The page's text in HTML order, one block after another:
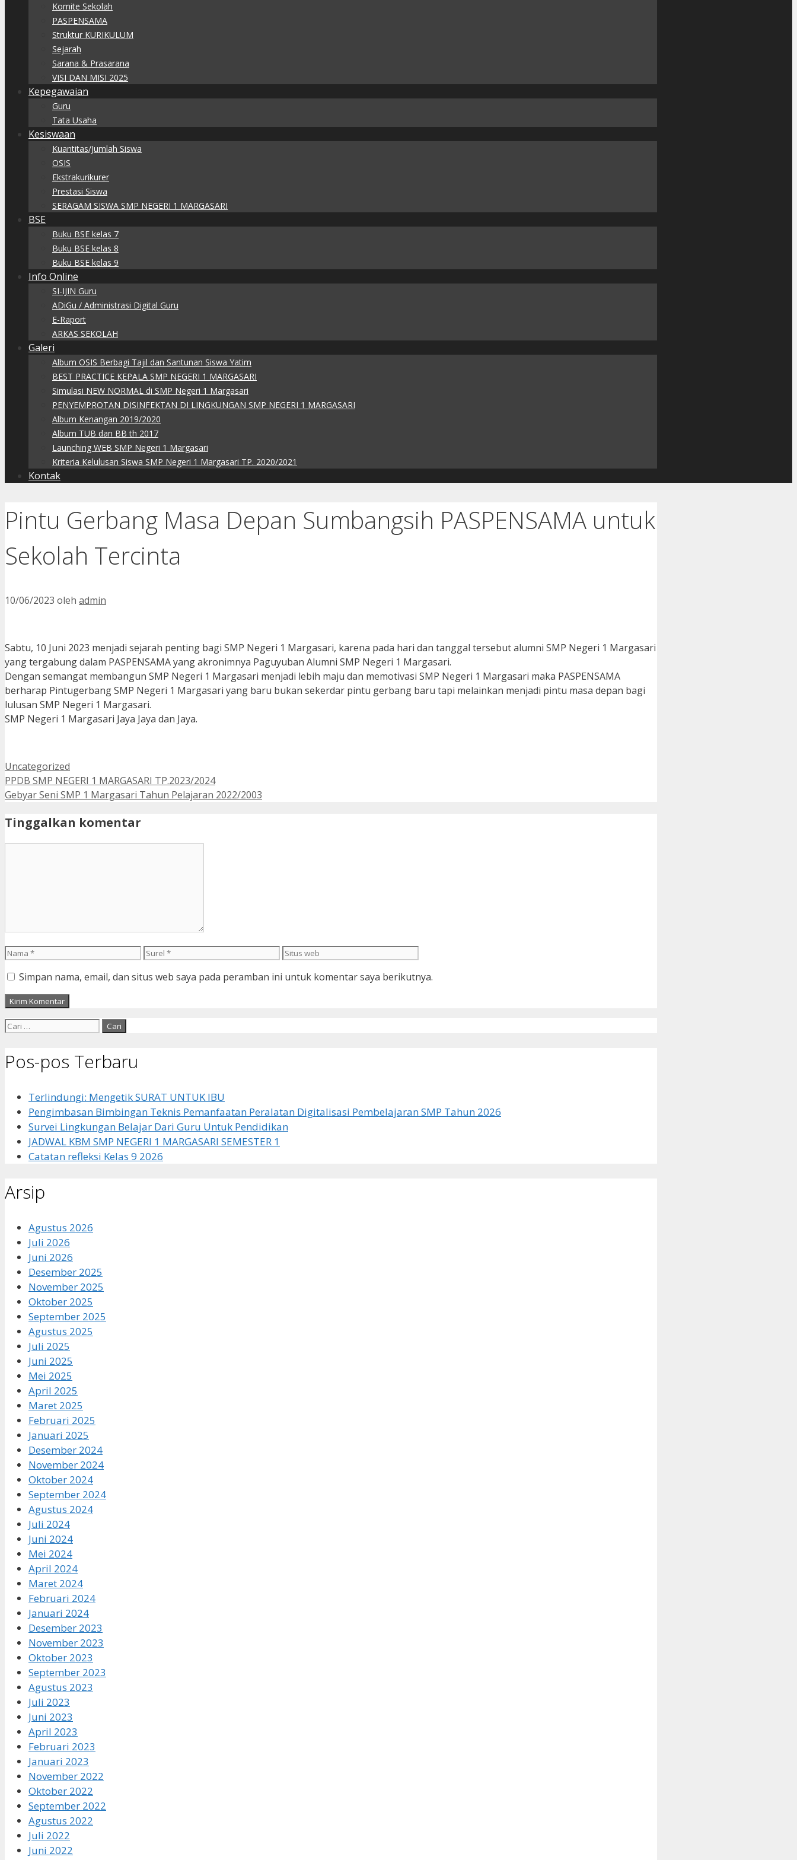
Komite Sekolah
PASPENSAMA
Struktur KURIKULUM
Sejarah
Sarana & Prasarana
VISI DAN MISI 2025
Kepegawaian
Guru
Tata Usaha
Kesiswaan
Kuantitas/Jumlah Siswa
OSIS
Ekstrakurikurer
Prestasi Siswa
SERAGAM SISWA SMP NEGERI 1 MARGASARI
BSE
Buku BSE kelas 7
Buku BSE kelas 8
Buku BSE kelas 9
Info Online
SI-IJIN Guru
ADiGu / Administrasi Digital Guru
E-Raport
ARKAS SEKOLAH
Galeri
Album OSIS Berbagi Tajil dan Santunan Siswa Yatim
BEST PRACTICE KEPALA SMP NEGERI 1 MARGASARI
Simulasi NEW NORMAL di SMP Negeri 1 Margasari
PENYEMPROTAN DISINFEKTAN DI LINGKUNGAN SMP NEGERI 1 MARGASARI
Album Kenangan 2019/2020
Album TUB dan BB th 2017
Launching WEB SMP Negeri 1 Margasari
Kriteria Kelulusan Siswa SMP Negeri 1 Margasari TP. 2020/2021
Kontak
Pintu Gerbang Masa Depan Sumbangsih PASPENSAMA untuk
Sekolah Tercinta
10/06/2023 oleh admin
Sabtu, 10 Juni 2023 menjadi sejarah penting bagi SMP Negeri 1 Margasari, karena pada hari dan tanggal tersebut alumni SMP Negeri 1 Margasari
yang tergabung dalam PASPENSAMA yang akronimnya Paguyuban Alumni SMP Negeri 1 Margasari.
Dengan semangat membangun SMP Negeri 1 Margasari menjadi lebih maju dan memotivasi SMP Negeri 1 Margasari maka PASPENSAMA
berharap Pintugerbang SMP Negeri 1 Margasari yang baru bukan sekerdar pintu gerbang baru tapi melainkan menjadi pintu masa depan bagi
lulusan SMP Negeri 1 Margasari.
SMP Negeri 1 Margasari Jaya Jaya dan Jaya.
Kategori
Uncategorized
PPDB SMP NEGERI 1 MARGASARI TP.2023/2024
Gebyar Seni SMP 1 Margasari Tahun Pelajaran 2022/2003
Tinggalkan komentar
Nama Surel
Situs
Simpan nama, email, dan situs web saya pada peramban ini untuk komentar saya berikutnya.
Cari
Pos-pos Terbaru
Terlindungi: Mengetik SURAT UNTUK IBU
Pengimbasan Bimbingan Teknis Pemanfaatan Peralatan Digitalisasi Pembelajaran SMP Tahun 2026
Survei Lingkungan Belajar Dari Guru Untuk Pendidikan
JADWAL KBM SMP NEGERI 1 MARGASARI SEMESTER 1
Catatan refleksi Kelas 9 2026
Arsip
Agustus 2026
Juli 2026
Juni 2026
Desember 2025
November 2025
Oktober 2025
September 2025
Agustus 2025
Juli 2025
Juni 2025
Mei 2025
April 2025
Maret 2025
Februari 2025
Januari 2025
Desember 2024
November 2024
Oktober 2024
September 2024
Agustus 2024
Juli 2024
Juni 2024
Mei 2024
April 2024
Maret 2024
Februari 2024
Januari 2024
Desember 2023
November 2023
Oktober 2023
September 2023
Agustus 2023
Juli 2023
Juni 2023
April 2023
Februari 2023
Januari 2023
November 2022
Oktober 2022
September 2022
Agustus 2022
Juli 2022
Juni 2022